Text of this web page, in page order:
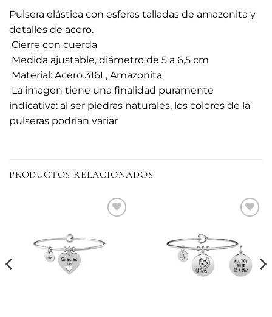
Pulsera elástica con esferas talladas de amazonita y
detalles de acero.
 Cierre con cuerda
 Medida ajustable, diámetro de 5 a 6,5 cm
 Material: Acero 316L, Amazonita
 La imagen tiene una finalidad puramente
indicativa: al ser piedras naturales, los colores de la
pulseras podrían variar
PRODUCTOS RELACIONADOS
lista de
deseos
lista de
deseos